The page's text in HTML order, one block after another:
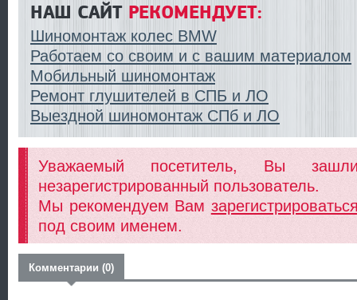
НАШ САЙТРЕКОМЕНДУЕТ:
Шиномонтаж колес BMW
Работаем со своим и с вашим материалом
Мобильный шиномонтаж
Ремонт глушителей в СПБ и ЛО
Выездной шиномонтаж СПб и ЛО
Уважаемый посетитель, Вы
незарегистрированный пользователь.
Мы рекомендуем Вам
под своим именем.
Комментарии (0)